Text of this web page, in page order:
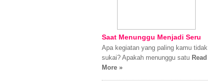
Saat Menunggu Menjadi Seru
Apa kegiatan yang paling kamu tidak
sukai? Apakah menunggu satu Read
More »